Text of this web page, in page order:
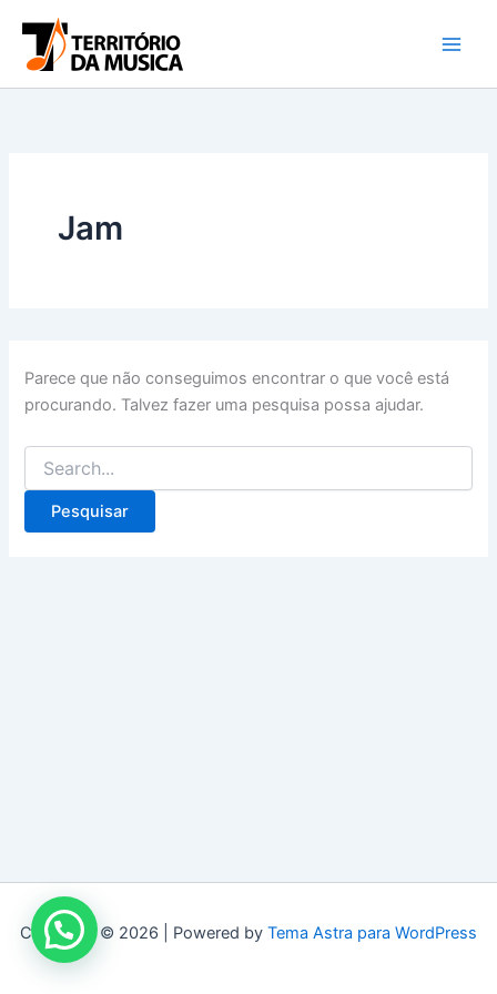
para
conteúdo
Jam
Parece que não conseguimos encontrar o que você está
procurando. Talvez fazer uma pesquisa possa ajudar.
por:
Copyright © 2026 | Powered by Tema Astra para WordPress